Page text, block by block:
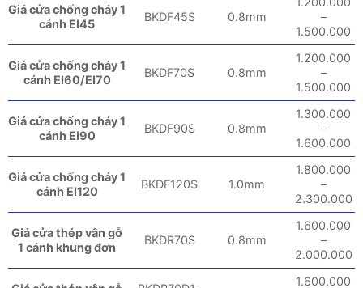
Giá cửa chống cháy 1
cánh EI45
BKDF45S 0.8mm
–
1.500.000
Giá cửa chống cháy 1
cánh EI60/EI70
BKDF70S 0.8mm
1.200.000
–
1.500.000
Giá cửa chống cháy 1
cánh EI90
BKDF90S 0.8mm
1.300.000
–
1.600.000
Giá cửa chống cháy 1
cánh EI120
BKDF120S 1.0mm
1.800.000
–
2.300.000
Giá cửa thép vân gỗ
1 cánh khung đơn
BKDR70S 0.8mm
1.600.000
–
2.000.000
1.600.000